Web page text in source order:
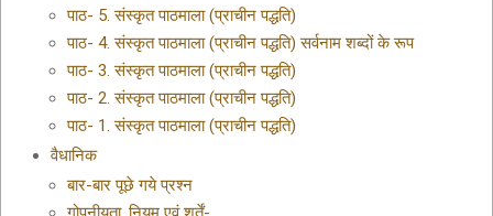
पाठ- 5. संस्कृत पाठमाला (प्राचीन पद्धति)
पाठ- 4. संस्कृत पाठमाला (प्राचीन पद्धति) सर्वनाम शब्दों के रूप
पाठ- 3. संस्कृत पाठमाला (प्राचीन पद्धति)
पाठ- 2. संस्कृत पाठमाला (प्राचीन पद्धति)
पाठ- 1. संस्कृत पाठमाला (प्राचीन पद्धति)
वैधानिक
बार-बार पूछे गये प्रश्न